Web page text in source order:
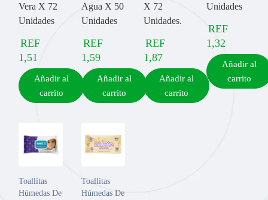
Vera X 72
Unidades
REF
1,51
Añadir al
carrito
Agua X 50
Unidades
REF
1,59
Añadir al
carrito
X 72
Unidades.
REF
1,87
Añadir al
carrito
Unidades
REF
1,32
Añadir al
carrito
Toallitas
Húmedas De
Toallitas
Húmedas De